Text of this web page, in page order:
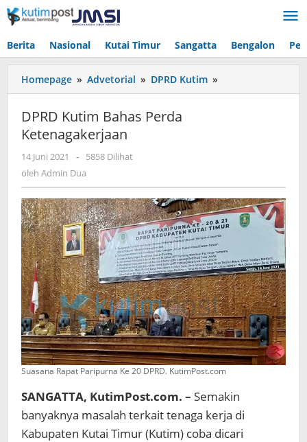
Lewati
ke
Berita Nasional Kutai Timur Sangatta Bengalon
Homepage » Advetorial » DPRD Kutim »
Kutim
DPRD Kutim Bahas Perda
Ketenagakerjaan
14 Juni 2021
oleh
Admin
-
5858 Dilihat
oleh Admin Dua
Suasana Rapat Paripurna Ke 20 DPRD. KutimPost.com
SANGATTA, KutimPost.com. – Semakin
banyaknya masalah terkait tenaga kerja di
Kabupaten Kutai Timur (Kutim) coba dicari